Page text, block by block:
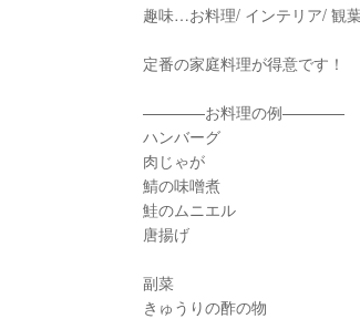
趣味…お料理/ インテリア/ 観
定番の家庭料理が得意です！
————お料理の例————
ハンバーグ
肉じゃが
鯖の味噌煮
鮭のムニエル
唐揚げ
副菜
きゅうりの酢の物